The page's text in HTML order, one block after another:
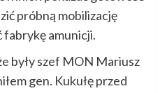
próbną mobilizację
fabrykę amunicji.
były szef MON Mariusz
gen. Kukułę przed